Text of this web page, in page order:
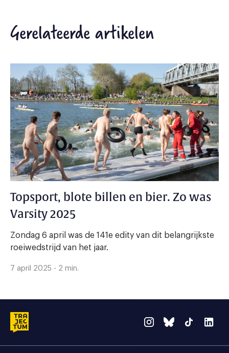
Gerelateerde artikelen
Topsport, blote billen en bier. Zo was
Varsity 2025
Zondag 6 april was de 141e edity van dit belangrijkste
roeiwedstrijd van het jaar.
7 april 2025 - 2 min.